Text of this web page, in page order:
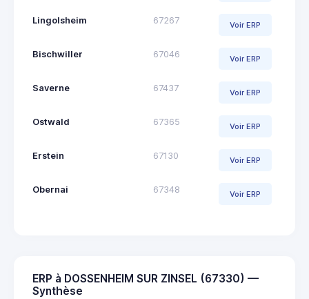
Lingolsheim 67267 Voir ERP
Bischwiller 67046 Voir ERP
Saverne 67437 Voir ERP
Ostwald 67365 Voir ERP
Erstein 67130 Voir ERP
Obernai 67348 Voir ERP
ERP à DOSSENHEIM SUR ZINSEL (67330) —
Synthèse